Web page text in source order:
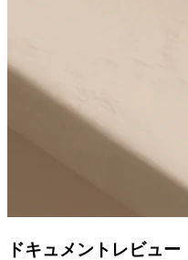
ドキュメントレビュー